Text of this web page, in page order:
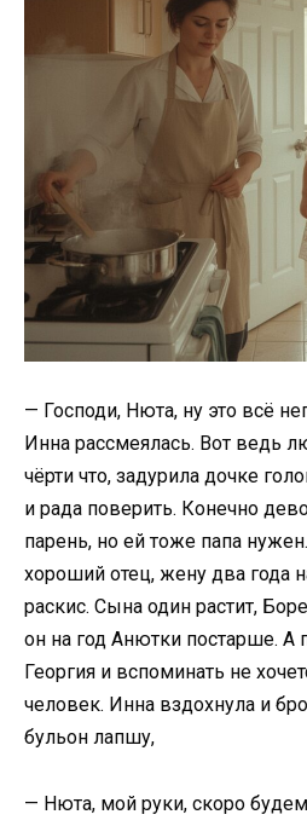
— Господи, Нюта, ну это всё
Инна рассмеялась. Вот ведь
чёрти что, задурила дочке
и рада поверить. Конечно
парень, но ей тоже папа
хороший отец, жену два года
раскис. Сына один растит,
он на год Анютки постарше. А
Георгия и вспоминать не
человек. Инна вздохнула и
бульон лапшу,
— Нюта, мой руки, скоро